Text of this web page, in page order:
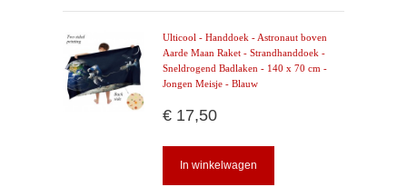
Ulticool - Handdoek - Astronaut boven
Aarde Maan Raket - Strandhanddoek -
Sneldrogend Badlaken - 140 x 70 cm -
Jongen Meisje - Blauw
€ 17,50
In winkelwagen